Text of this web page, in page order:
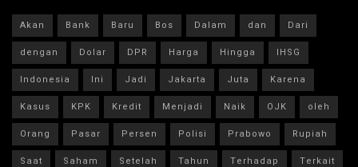
Akan Bank Baru Bos Dalam dan
Dari
dengan
Dolar DPR Harga Hingga
IHSG
Indonesia
Ini Jadi Jakarta Juta
Karena
Kasus
KPK Kredit Menjadi Naik OJK
oleh
Orang
Pasar Persen Polisi Prabowo
Rupiah
Saat
Saham Setelah Tahun Terhadap Terkait